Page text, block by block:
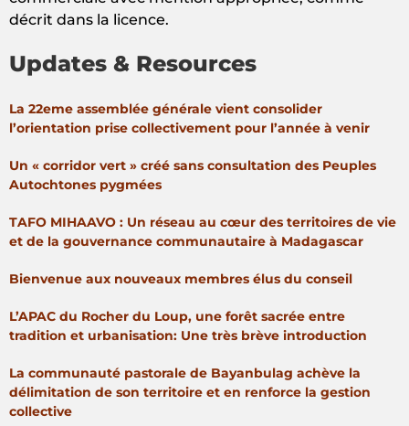
décrit dans la licence.
Updates & Resources
La 22eme assemblée générale vient consolider
l’orientation prise collectivement pour l’année à venir
Un « corridor vert » créé sans consultation des Peuples
Autochtones pygmées
TAFO MIHAAVO : Un réseau au cœur des territoires de vie
et de la gouvernance communautaire à Madagascar
Bienvenue aux nouveaux membres élus du conseil
L’APAC du Rocher du Loup, une forêt sacrée entre
tradition et urbanisation: Une très brève introduction
La communauté pastorale de Bayanbulag achève la
délimitation de son territoire et en renforce la gestion
collective